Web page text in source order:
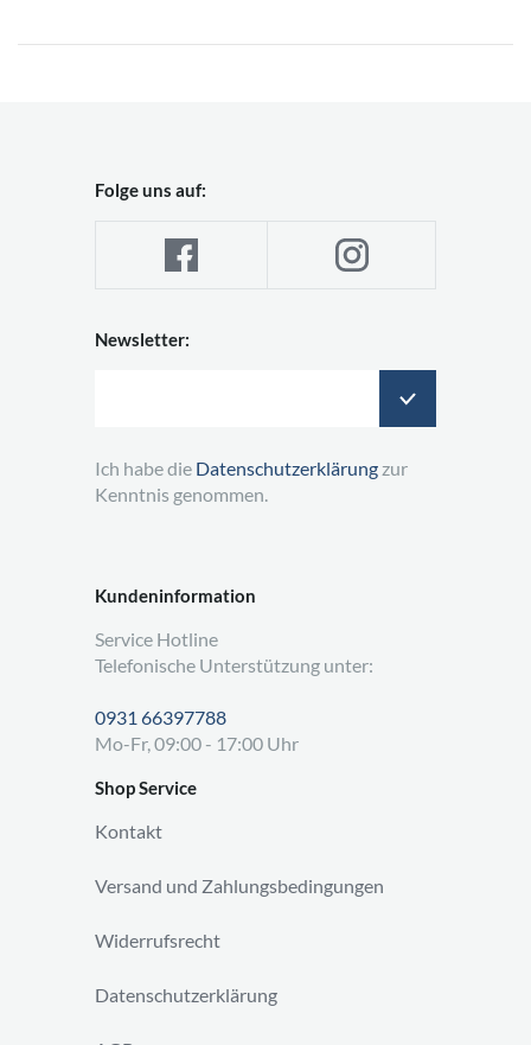
Kundeninformation
Service Hotline
Telefonische Unterstützung unter:
0931 66397788
Mo-Fr, 09:00 - 17:00 Uhr
Shop Service
Kontakt
Versand und Zahlungsbedingungen
Widerrufsrecht
Datenschutzerklärung
Folge uns auf:
Newsletter:
Ich habe die Datenschutzerklärung zur
Kenntnis genommen.